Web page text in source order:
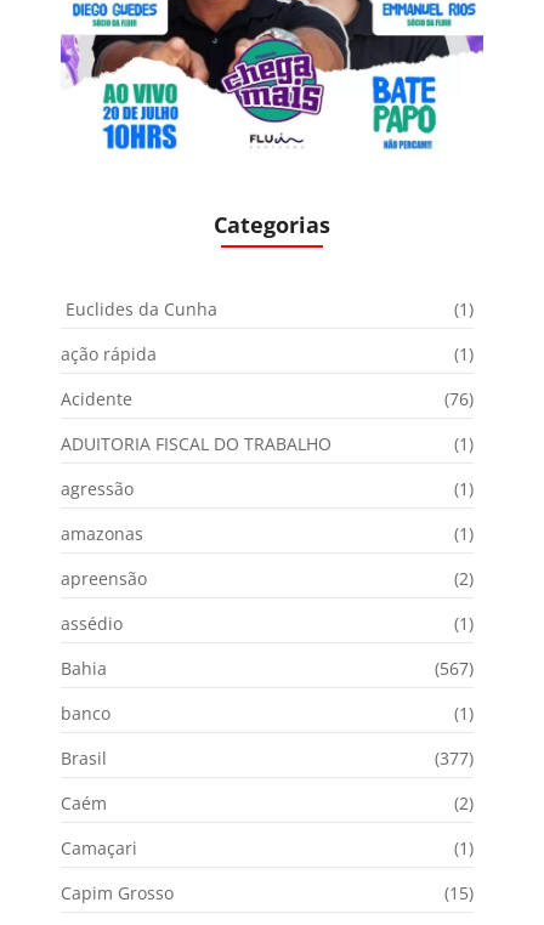
Categorias
Euclides da Cunha
(1)
ação rápida
(1)
Acidente
(76)
ADUITORIA FISCAL DO TRABALHO
(1)
agressão
(1)
amazonas
(1)
apreensão
(2)
assédio
(1)
Bahia
(567)
banco
(1)
Brasil
(377)
Caém
(2)
Camaçari
(1)
Capim Grosso
(15)